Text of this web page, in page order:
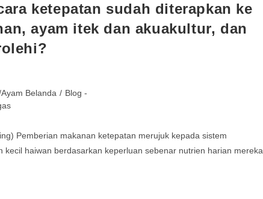
ketepatan sudah diterapkan ke
ayam itek dan akuakultur, dan
Belanda / Blog -
Pemberian makanan ketepatan merujuk kepada sistem
haiwan berdasarkan keperluan sebenar nutrien harian mereka.